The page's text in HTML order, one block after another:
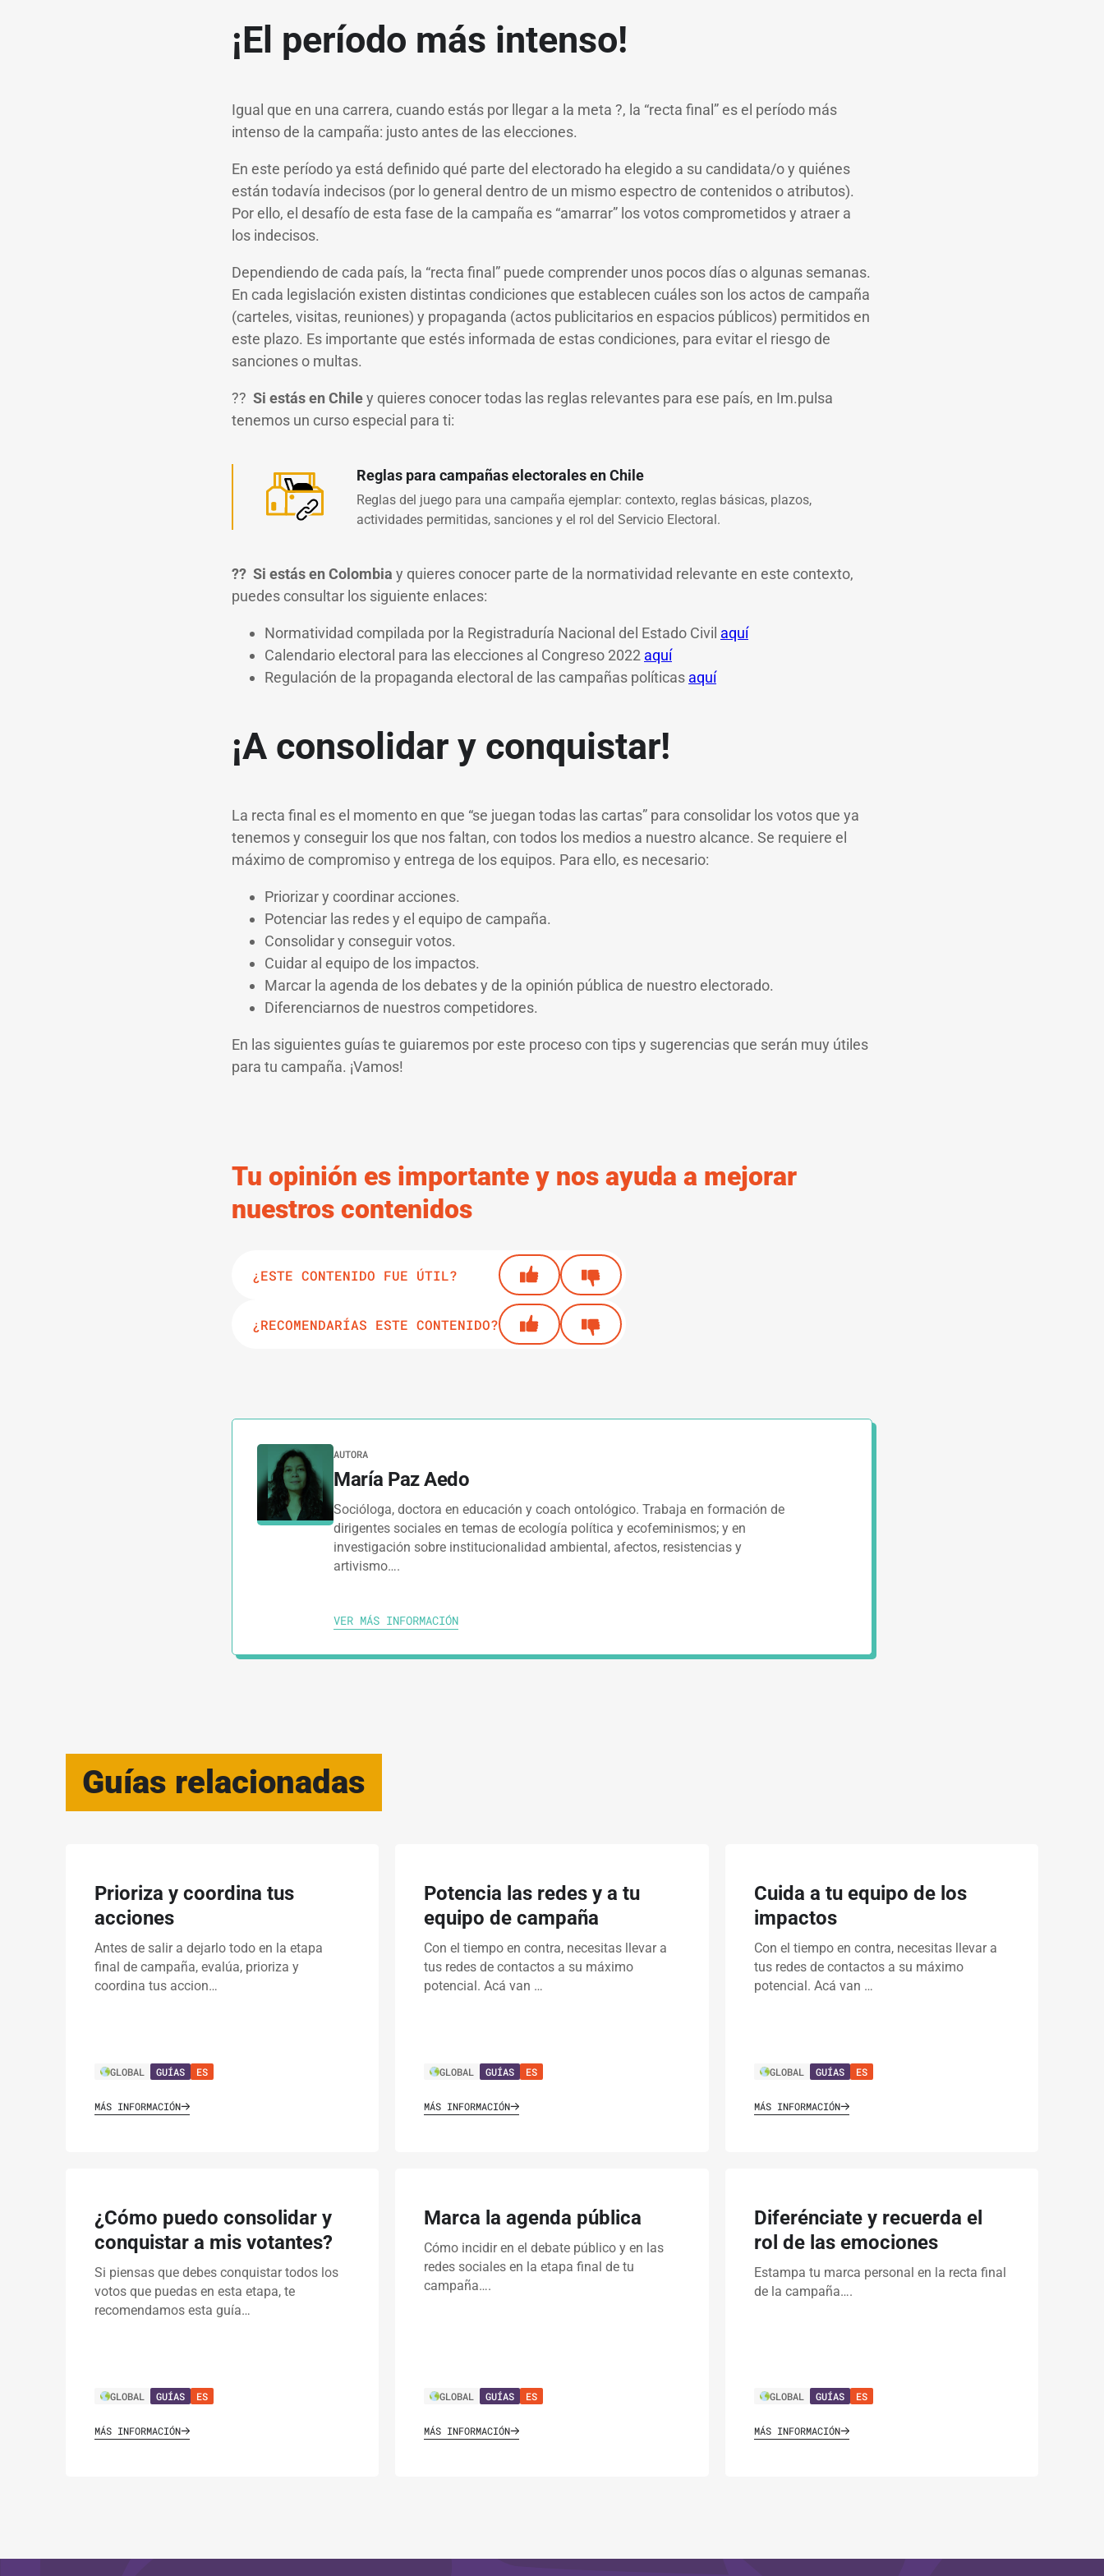
¡El período más intenso!
Igual que en una carrera, cuando estás por llegar a la meta ?, la “recta final” es el período más
intenso de la campaña: justo antes de las elecciones.
En este período ya está definido qué parte del electorado ha elegido a su candidata/o y quiénes
están todavía indecisos (por lo general dentro de un mismo espectro de contenidos o atributos).
Por ello, el desafío de esta fase de la campaña es “amarrar” los votos comprometidos y atraer a
los indecisos.
Dependiendo de cada país, la “recta final” puede comprender unos pocos días o algunas semanas.
En cada legislación existen distintas condiciones que establecen cuáles son los actos de campaña
(carteles, visitas, reuniones) y propaganda (actos publicitarios en espacios públicos) permitidos en
este plazo. Es importante que estés informada de estas condiciones, para evitar el riesgo de
sanciones o multas.
?? Si estás en Chiley quieres conocer todas las reglas relevantes para ese país, en Im.pulsa
tenemos un curso especial para ti:
Reglas para campañas electorales en Chile
Reglas del juego para una campaña ejemplar: contexto, reglas básicas, plazos,
actividades permitidas, sanciones y el rol del Servicio Electoral.
?? Si estás en Colombia y quieres conocer parte de la normatividad relevante en este contexto,
puedes consultar los siguiente enlaces:
Normatividad compilada por la Registraduría Nacional del Estado Civil aquí
Calendario electoral para las elecciones al Congreso 2022 aquí
Regulación de la propaganda electoral de las campañas políticas aquí
¡A consolidar y conquistar!
La recta final es el momento en que “se juegan todas las cartas” para consolidar los votos que ya
tenemos y conseguir los que nos faltan, con todos los medios a nuestro alcance. Se requiere el
máximo de compromiso y entrega de los equipos. Para ello, es necesario:
Priorizar y coordinar acciones.
Potenciar las redes y el equipo de campaña.
Consolidar y conseguir votos.
Cuidar al equipo de los impactos.
Marcar la agenda de los debates y de la opinión pública de nuestro electorado.
Diferenciarnos de nuestros competidores.
En las siguientes guías te guiaremos por este proceso con tips y sugerencias que serán muy útiles
para tu campaña. ¡Vamos!
Tu opinión es importante y nos ayuda a mejorar
nuestros contenidos
¿ESTE CONTENIDO FUE ÚTIL?
¿RECOMENDARÍAS ESTE CONTENIDO?
AUTORA
María Paz Aedo
Socióloga, doctora en educación y coach ontológico. Trabaja en formación de
dirigentes sociales en temas de ecología política y ecofeminismos; y en
investigación sobre institucionalidad ambiental, afectos, resistencias y
artivismo….
VER MÁS INFORMACIÓN
Guías relacionadas
Prioriza y coordina tus
acciones
Antes de salir a dejarlo todo en la etapa
final de campaña, evalúa, prioriza y
coordina tus accion…
GLOBAL GUÍAS ES
MÁS INFORMACIÓN
Potencia las redes y a tu
equipo de campaña
Con el tiempo en contra, necesitas llevar a
tus redes de contactos a su máximo
potencial. Acá van …
GLOBAL GUÍAS ES
MÁS INFORMACIÓN
Cuida a tu equipo de los
impactos
Con el tiempo en contra, necesitas llevar a
tus redes de contactos a su máximo
potencial. Acá van …
GLOBAL GUÍAS ES
MÁS INFORMACIÓN
¿Cómo puedo consolidar y
conquistar a mis votantes?
Si piensas que debes conquistar todos los
votos que puedas en esta etapa, te
recomendamos esta guía…
GLOBAL GUÍAS ES
MÁS INFORMACIÓN
Marca la agenda pública
Cómo incidir en el debate público y en las
redes sociales en la etapa final de tu
campaña….
GLOBAL GUÍAS ES
MÁS INFORMACIÓN
Diferénciate y recuerda el
rol de las emociones
Estampa tu marca personal en la recta final
de la campaña….
GLOBAL GUÍAS ES
MÁS INFORMACIÓN